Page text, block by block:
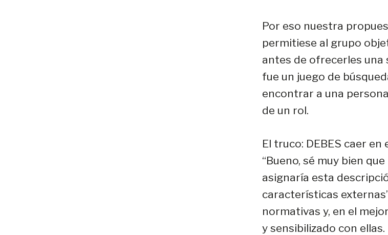
Por eso nuestra
permitiese al grupo
antes de ofrecerles una
fue un juego de
encontrar a una
de un rol.
El truco: DEBES caer en
“Bueno, sé muy bien
asignaría esta
características
normativas y, en el
y sensibilizado con